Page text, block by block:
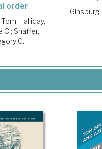
order
; Halliday,
C.; Shaffer,
C.